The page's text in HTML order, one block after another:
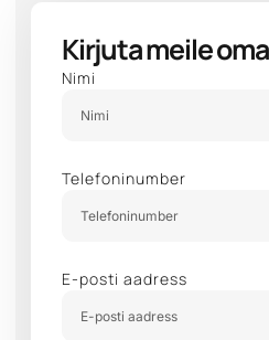
Kirjuta meile
Nimi
Telefoninumber
E-posti aadress